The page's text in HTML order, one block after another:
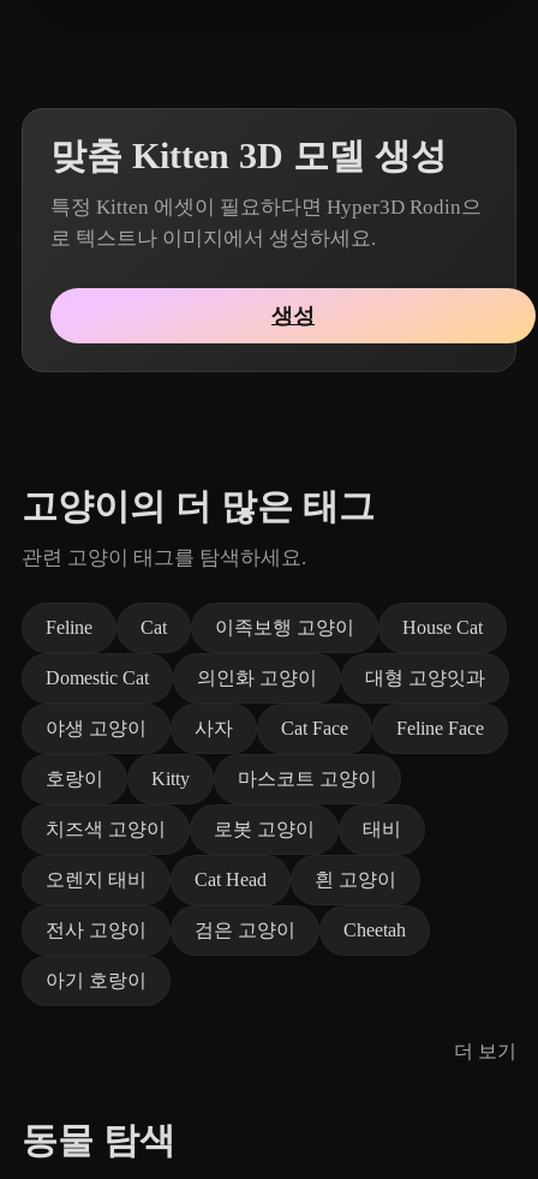
맞춤 Kitten 3D 모델 생성
특정 Kitten 에셋이 필요하다면 Hyper3D Rodin으
로 텍스트나 이미지에서 생성하세요.
생성
고양이의 더 많은 태그
관련 고양이 태그를 탐색하세요.
Feline Cat 이족보행 고양이 House Cat
Domestic Cat 의인화 고양이 대형 고양잇과
야생 고양이 사자 Cat Face Feline Face
호랑이 Kitty 마스코트 고양이
치즈색 고양이 로봇 고양이 태비
오렌지 태비 Cat Head 흰 고양이
전사 고양이 검은 고양이 Cheetah
아기 호랑이
더 보기
동물 탐색